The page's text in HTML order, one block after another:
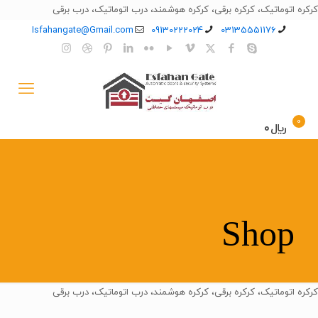
کرکره اتوماتیک، کرکره برقی، کرکره هوشمند، درب اتوماتیک، درب برقی
03135551176
09130222024
Isfahangate@Gmail.com
0 ﷼0
Shop
کرکره اتوماتیک، کرکره برقی، کرکره هوشمند، درب اتوماتیک، درب برقی